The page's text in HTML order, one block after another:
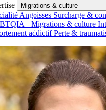
Migrations & culture
Angoisses Surcharge &
Migrations & culture
addictifPerte &